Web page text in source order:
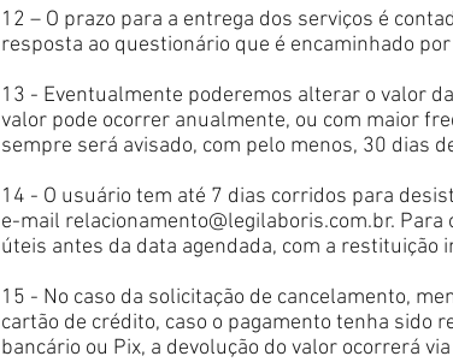
12 – O prazo para a entrega dos serviços é
resposta ao questionário que é encaminhado
13 - Eventualmente poderemos alterar o valor
valor pode ocorrer anualmente, ou com maior
sempre será avisado, com pelo menos, 30 dias
14 - O usuário tem até 7 dias corridos para
e-mail relacionamento@legilaboris.com.br. Para
úteis antes da data agendada, com a restituição
15 - No caso da solicitação de cancelamento,
cartão de crédito, caso o pagamento tenha sido
bancário ou Pix, a devolução do valor ocorrerá